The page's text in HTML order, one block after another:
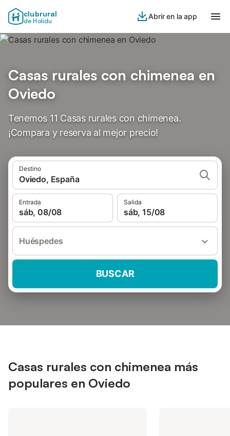
clubrural
de Holidu
Abrir en la app
Casas rurales con chimenea en
Oviedo
Tenemos 11 Casas rurales con chimenea.
¡Compara y reserva al mejor precio!
Destino
Oviedo, España
Entrada
sáb, 08/08
Salida
sáb, 15/08
Huéspedes
BUSCAR
Casas rurales con chimenea más
populares en Oviedo